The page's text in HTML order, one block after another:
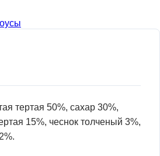
тертая 50%, сахар 30%,
15%, чеснок толченый 3%,